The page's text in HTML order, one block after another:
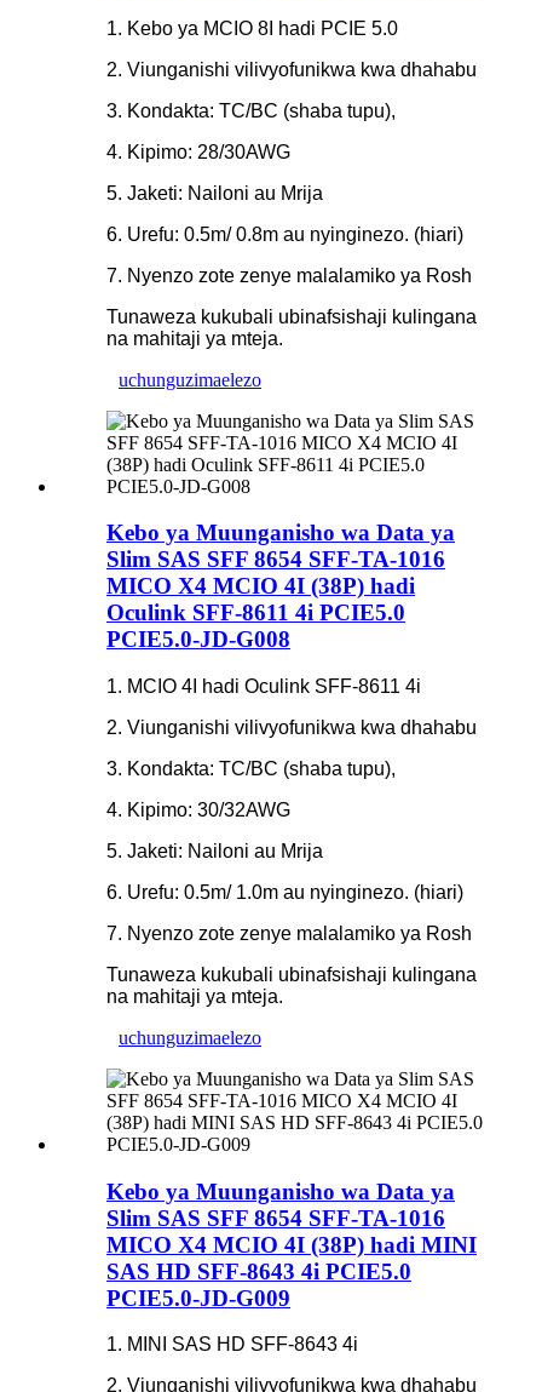
1. Kebo ya MCIO 8I hadi PCIE 5.0
2. Viunganishi vilivyofunikwa kwa dhahabu
3. Kondakta: TC/BC (shaba tupu),
4. Kipimo: 28/30AWG
5. Jaketi: Nailoni au Mrija
6. Urefu: 0.5m/ 0.8m au nyinginezo. (hiari)
7. Nyenzo zote zenye malalamiko ya Rosh
Tunaweza kukubali ubinafsishaji kulingana
na mahitaji ya mteja.
uchunguzimaelezo
Kebo ya Muunganisho wa Data ya
Slim SAS SFF 8654 SFF-TA-1016
MICO X4 MCIO 4I (38P) hadi
Oculink SFF-8611 4i PCIE5.0
PCIE5.0-JD-G008
1. MCIO 4I hadi Oculink SFF-8611 4i
2. Viunganishi vilivyofunikwa kwa dhahabu
3. Kondakta: TC/BC (shaba tupu),
4. Kipimo: 30/32AWG
5. Jaketi: Nailoni au Mrija
6. Urefu: 0.5m/ 1.0m au nyinginezo. (hiari)
7. Nyenzo zote zenye malalamiko ya Rosh
Tunaweza kukubali ubinafsishaji kulingana
na mahitaji ya mteja.
uchunguzimaelezo
Kebo ya Muunganisho wa Data ya
Slim SAS SFF 8654 SFF-TA-1016
MICO X4 MCIO 4I (38P) hadi MINI
SAS HD SFF-8643 4i PCIE5.0
PCIE5.0-JD-G009
1. MINI SAS HD SFF-8643 4i
2. Viunganishi vilivyofunikwa kwa dhahabu